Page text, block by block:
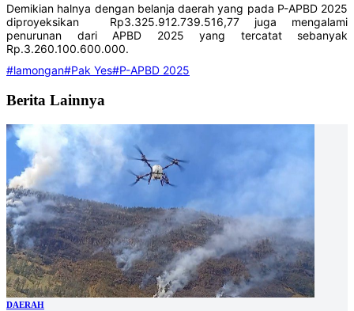
Demikian halnya dengan belanja daerah yang pada P-APBD 2025
diproyeksikan Rp3.325.912.739.516,77 juga mengalami
penurunan dari APBD 2025 yang tercatat sebanyak
Rp.3.260.100.600.000.
#lamongan#Pak Yes#P-APBD 2025
Berita Lainnya
DAERAH